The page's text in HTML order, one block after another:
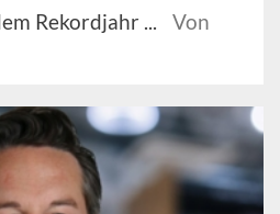
Rekordjahr ...
Von